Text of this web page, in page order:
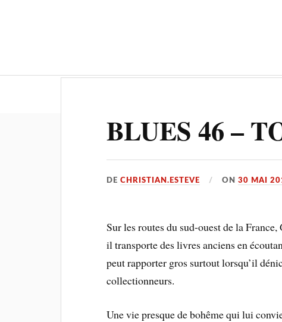
BLUES 46 –
DECHRISTIAN.ESTEVE ON30 MAI
Sur les routes du sud-ouest de la
il transporte des livres anciens en
peut rapporter gros surtout lorsqu’il
collectionneurs.
Une vie presque de bohême qui lui